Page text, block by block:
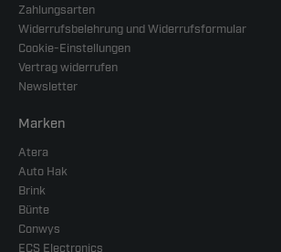
Zahlungsarten
Widerrufsbelehrung und Widerrufsformular
Cookie-Einstellungen
Vertrag widerrufen
Newsletter
Marken
Atera
Auto Hak
Brink
Bünte
Conwys
ECS Electronics